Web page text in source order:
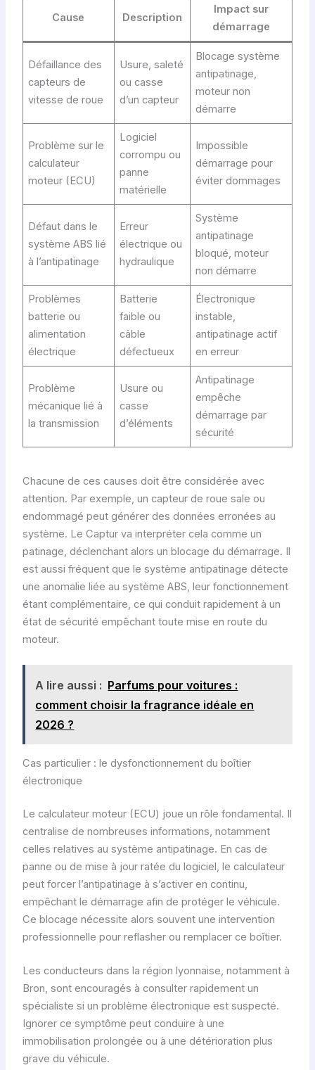
Cause Description
Impact sur
démarrage
Défaillance des
capteurs de
vitesse de roue
Usure, saleté
ou casse
d’un capteur
Blocage système
antipatinage,
moteur non
démarre
Problème sur le
calculateur
moteur (ECU)
Logiciel
corrompu ou
panne
matérielle
Impossible
démarrage pour
éviter dommages
Défaut dans le
système ABS lié
à l’antipatinage
Erreur
électrique ou
hydraulique
Système
antipatinage
bloqué, moteur
non démarre
Problèmes
batterie ou
alimentation
électrique
Batterie
faible ou
câble
défectueux
Électronique
instable,
antipatinage actif
en erreur
Problème
mécanique lié à
la transmission
Usure ou
casse
d’éléments
Antipatinage
empêche
démarrage par
sécurité
Chacune de ces causes doit être considérée avec
attention. Par exemple, un capteur de roue sale ou
endommagé peut générer des données erronées au
système. Le Captur va interpréter cela comme un
patinage, déclenchant alors un blocage du démarrage. Il
est aussi fréquent que le système antipatinage détecte
une anomalie liée au système ABS, leur fonctionnement
étant complémentaire, ce qui conduit rapidement à un
état de sécurité empêchant toute mise en route du
moteur.
A lire aussi : Parfums pour voitures :
comment choisir la fragrance idéale en
2026 ?
Cas particulier : le dysfonctionnement du boîtier
électronique
Le calculateur moteur (ECU) joue un rôle fondamental. Il
centralise de nombreuses informations, notamment
celles relatives au système antipatinage. En cas de
panne ou de mise à jour ratée du logiciel, le calculateur
peut forcer l’antipatinage à s’activer en continu,
empêchant le démarrage afin de protéger le véhicule.
Ce blocage nécessite alors souvent une intervention
professionnelle pour reflasher ou remplacer ce boîtier.
Les conducteurs dans la région lyonnaise, notamment à
Bron, sont encouragés à consulter rapidement un
spécialiste si un problème électronique est suspecté.
Ignorer ce symptôme peut conduire à une
immobilisation prolongée ou à une détérioration plus
grave du véhicule.